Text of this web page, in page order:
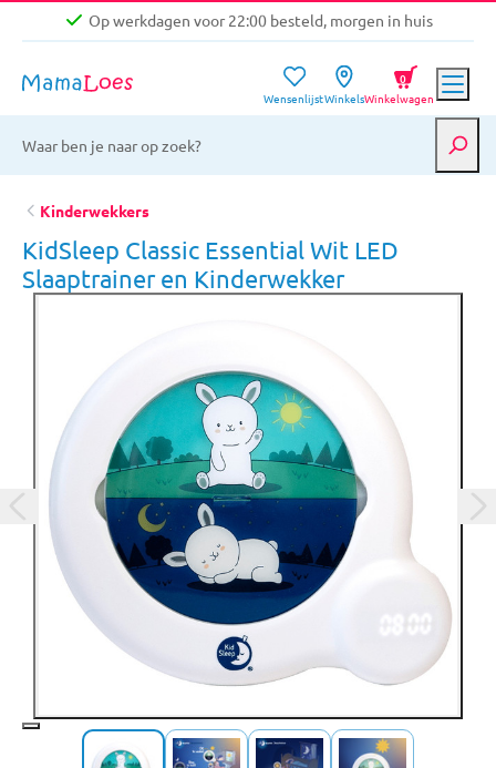
Op werkdagen voor 22:00 besteld, morgen in huis
Gratis verzending vanaf €39,-
Op werkdagen voor 22:00 besteld, morgen in huis
WensenlijstWinkelsWinkelwagen
0
Kinderwekkers
KidSleep Classic Essential Wit LED
Slaaptrainer en Kinderwekker